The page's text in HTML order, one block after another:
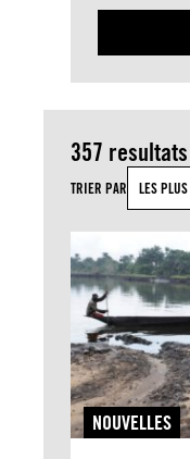
357 resultats
TRIER PAR LES
NOUVELLES